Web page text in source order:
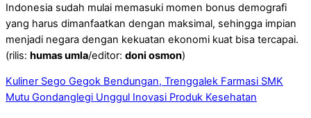
Indonesia sudah mulai memasuki momen bonus demografi
yang harus dimanfaatkan dengan maksimal, sehingga impian
menjadi negara dengan kekuatan ekonomi kuat bisa tercapai.
(rilis: humas umla/editor: doni osmon)
Kuliner Sego Gegok Bendungan, Trenggalek Farmasi SMK
Mutu Gondanglegi Unggul Inovasi Produk Kesehatan